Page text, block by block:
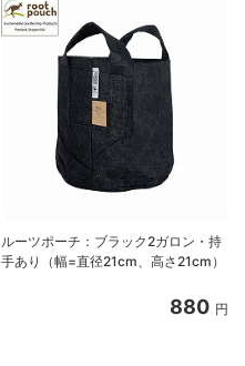
ルーツポーチ：ブラック2ガロン・持
手あり（幅=直径21cm、高さ21cm）
880 円